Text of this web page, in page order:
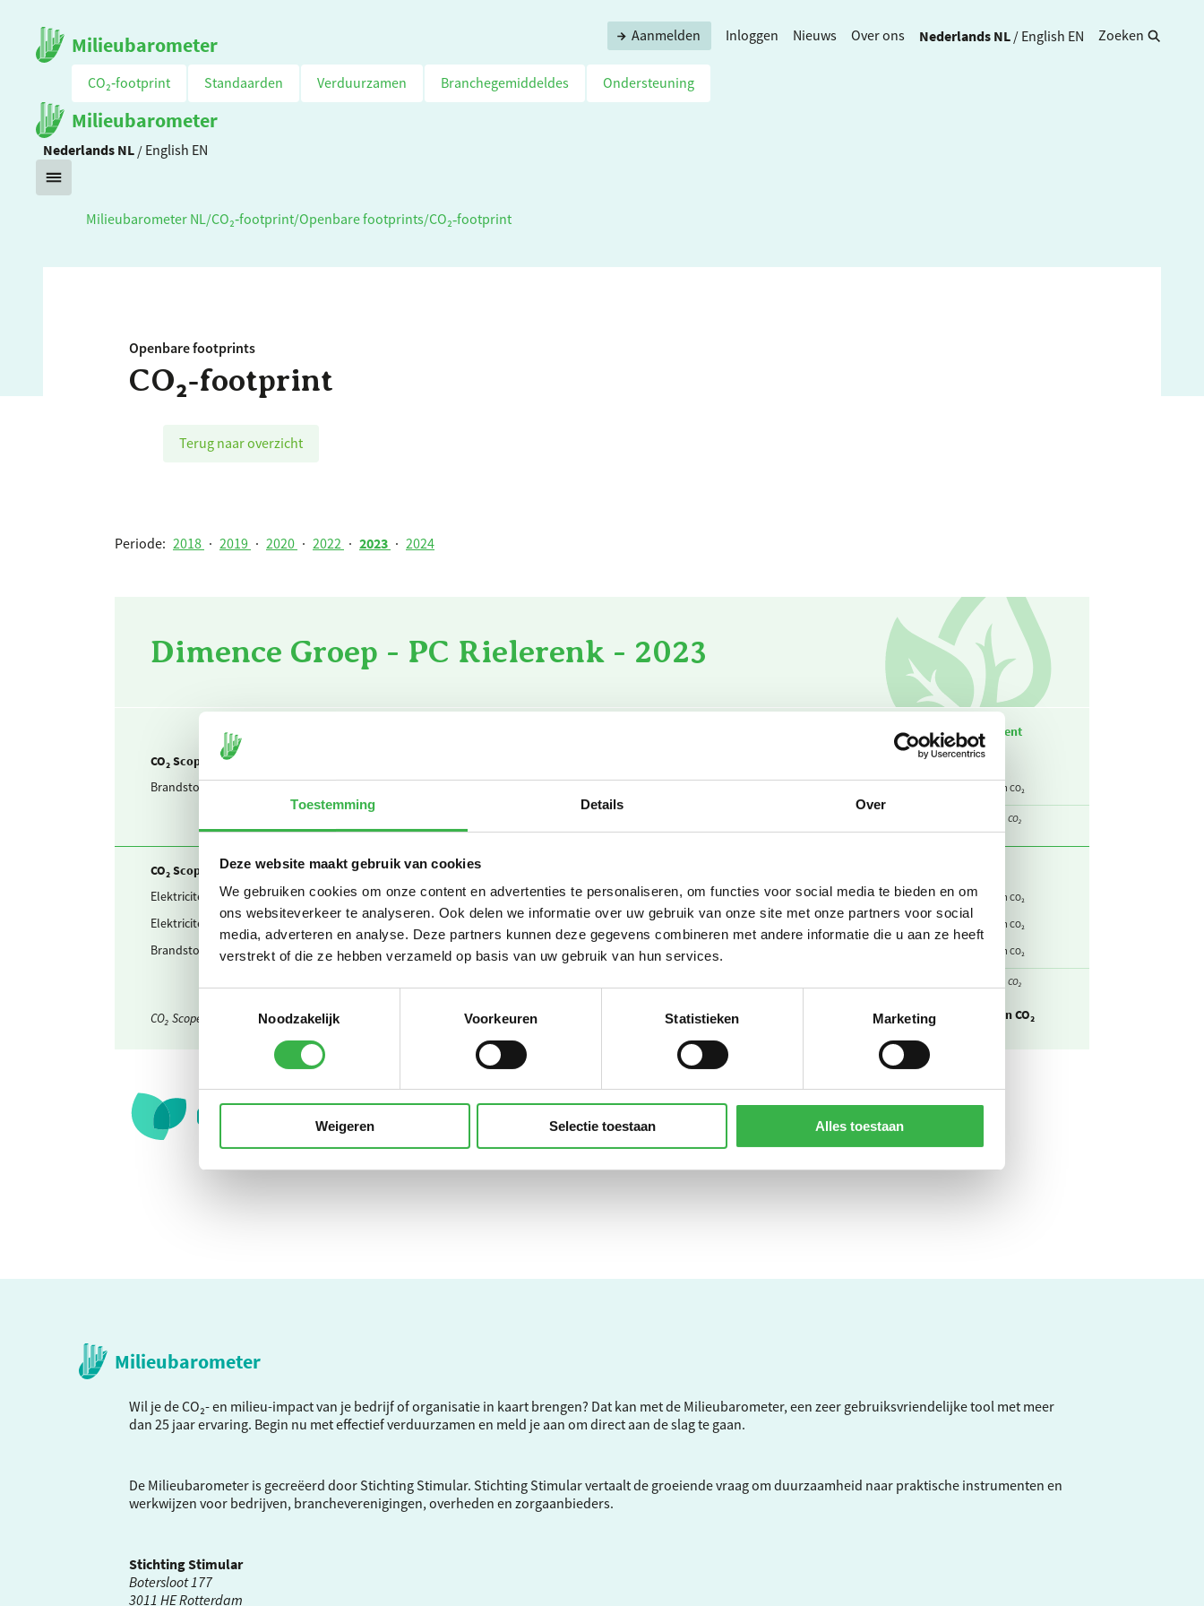
Toestemming Details Over
Deze website maakt gebruik van cookies
We gebruiken cookies om onze content en advertenties te personaliseren, om functies voor social media te bieden en om
ons websiteverkeer te analyseren. Ook delen we informatie over uw gebruik van onze site met onze partners voor social
media, adverteren en analyse. Deze partners kunnen deze gegevens combineren met andere informatie die u aan ze heeft
verstrekt of die ze hebben verzameld op basis van uw gebruik van hun services.
Noodzakelijk
Voorkeuren Statistieken Marketing
Weigeren Selectie toestaan Alles toestaan
Milieubarometer Aanmelden Inloggen Nieuws Over ons Nederlands NL / English EN Zoeken
CO₂‑footprint Standaarden Verduurzamen Branchegemiddeldes Ondersteuning
Milieubarometer
Nederlands NL / English EN
Milieubarometer NL /CO₂‑footprint/Openbare footprints/CO₂‑footprint
Openbare footprints
CO₂‑footprint
Terug naar overzicht
Periode: 2018 · 2019 · 2020 · 2022 · 2023 · 2024
Dimence Groep - PC Rielerenk - 2023
CO₂-equivalent
CO₂ Scope 1
Brandstof & warmte
ton CO₂
ton CO₂
CO₂ Scope 2 en Business travel
Elektriciteit
Ingekochte elektriciteit 351.996 kWh 0,456 kg CO₂ / kWh 161 ton CO₂
Elektriciteit Waarvan groene stroom (ongespecificeerd) 351.996 0 ton CO₂
Brandstof & warmte Warmte uit warmtenet 1.508 ton CO₂
ton CO₂
CO₂ Scope 3 verborgen ton CO₂
Milieubarometer
Wil je de CO₂- en milieu-impact van je bedrijf of organisatie in kaart brengen? Dat kan met de Milieubarometer, een zeer gebruiksvriendelijke tool met meer
dan 25 jaar ervaring. Begin nu met effectief verduurzamen en meld je aan om direct aan de slag te gaan.
De Milieubarometer is gecreëerd door Stichting Stimular. Stichting Stimularvertaalt de groeiende vraag om duurzaamheid naar praktische instrumenten en
werkwijzen voor bedrijven, brancheverenigingen, overheden en zorgaanbieders.
Stichting Stimular
Botersloot 177
3011 HE Rotterdam